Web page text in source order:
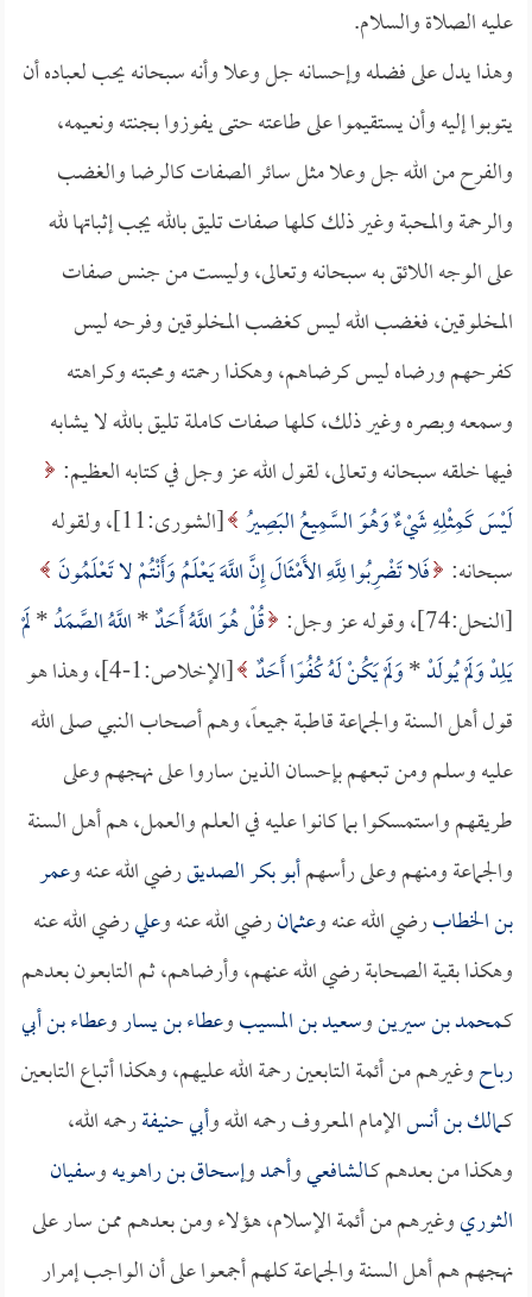
عليه الصلاة والسلام.
وهذا يدل على فضله وإحسانه جل وعلا وأنه سبحانه يحب لعباده أن
يتوبوا إليه وأن يستقيموا على طاعته حتى يفوزوا بجنته ونعيمه،
والفرح من الله جل وعلا مثل سائر الصفات كالرضا والغضب
والرحمة والمحبة وغير ذلك كلها صفات تليق بالله يجب إثباتها لله
على الوجه اللائق به سبحانه وتعالى، وليست من جنس صفات
المخلوقين، فغضب الله ليس كغضب المخلوقين وفرحه ليس
كفرحهم ورضاه ليس كرضاهم، وهكذا رحمته ومحبته وكراهته
وسمعه وبصره وغير ذلك، كلها صفات كاملة تليق بالله لا يشابه
فيها خلقه سبحانه وتعالى، لقول الله عز وجل في كتابه العظيم:
لَيْسَ كَمِثْلِهِ شَيْءٌ وَهُوَ السَّمِيعُ البَصِيرُ
[الشورى:11]، ولقوله
سبحانه: فَلا تَضْرِبُوا لِلَّهِ الأَمْثَالَ إِنَّ اللَّهَ يَعْلَمُ وَأَنْتُمْ لا تَعْلَمُونَ
[النحل:74]، وقوله عز وجل:
قُلْ هُوَ اللَّهُ أَحَدٌ*اللَّهُ الصَّمَدُ*لَمْ
يَلِدْ وَلَمْ يُولَدْ*وَلَمْ يَكُنْ لَهُ كُفُوًا أَحَدٌ
[الإخلاص:1-4]، وهذا هو
قول أهل السنة والجماعة قاطبة جميعاً، وهم أصحاب النبي صلى الله
عليه وسلم ومن تبعهم بإحسان الذين ساروا على نهجهم وعلى
طريقهم واستمسكوا بما كانوا عليه في العلم والعمل، هم أهل السنة
والجماعة ومنهم وعلى رأسهمأبو بكر الصديقرضي الله عنه وعمر
بن الخطابرضي الله عنه وعثمانرضي الله عنه وعليرضي الله عنه
وهكذا بقية الصحابة رضي الله عنهم، وأرضاهم، ثم التابعون بعدهم
كـمحمد بن سيرينوسعيد بن المسيبوعطاء بن يساروعطاء بن أبي
رباحوغيرهم من أئمة التابعين رحمة الله عليهم، وهكذا أتباع التابعين
كـمالك بن أنسالإمام المعروف رحمه الله وأبي حنيفةرحمه الله،
وهكذا من بعدهم كـالشافعيوأحمدوإسحاق بن راهويهوسفيان
الثوريوغيرهم من أئمة الإسلام، هؤلاء ومن بعدهم ممن سار على
نهجهم هم أهل السنة والجماعة كلهم أجمعوا على أن الواجب إمرار